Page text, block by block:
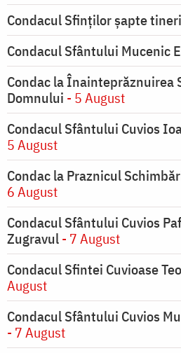
Condacul Sfinţilor şapte
Condacul Sfântului Mucenic
Condac la Înainteprăznuirea
Domnului - 5 August
Condacul Sfântului Cuvios
5 August
Condac la Praznicul
6 August
Condacul Sfântului Cuvios
Zugravul- 7 August
Condacul Sfintei Cuvioase
August
Condacul Sfântului Cuvios
- 7 August